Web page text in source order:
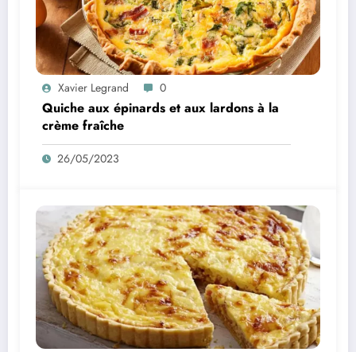
Xavier Legrand 0
Quiche aux épinards et aux lardons à la
crème fraîche
26/05/2023